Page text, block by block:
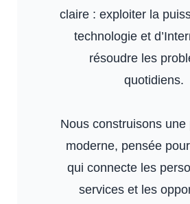
claire : exploiter la
technologie et
résoudre les
quotidiens.
Nous construisons une
moderne, pensée
qui connecte les
services et les